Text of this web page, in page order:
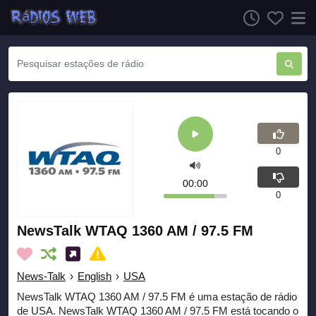
NewsTalk WTAQ 1360 AM / 97.5 FM
News-Talk › English › USA
NewsTalk WTAQ 1360 AM / 97.5 FM é uma estação de rádio
de USA. NewsTalk WTAQ 1360 AM / 97.5 FM está tocando o
00:00
0
0